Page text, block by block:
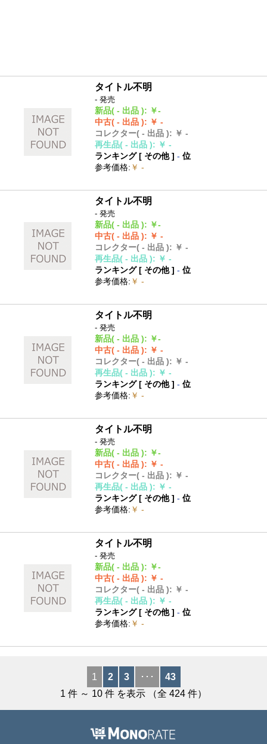
タイトル不明
- 発売
新品( - 出品 ): ￥-
中古( - 出品 ): ￥ -
コレクター( - 出品 ): ￥ -
再生品( - 出品 ): ￥ -
ランキング [ その他]- 位
参考価格: ￥ -
タイトル不明
- 発売
新品( - 出品 ): ￥-
中古( - 出品 ): ￥ -
コレクター( - 出品 ): ￥ -
再生品( - 出品 ): ￥ -
ランキング [ その他]- 位
参考価格: ￥ -
タイトル不明
- 発売
新品( - 出品 ): ￥-
中古( - 出品 ): ￥ -
コレクター( - 出品 ): ￥ -
再生品( - 出品 ): ￥ -
ランキング [ その他]- 位
参考価格: ￥ -
タイトル不明
- 発売
新品( - 出品 ): ￥-
中古( - 出品 ): ￥ -
コレクター( - 出品 ): ￥ -
再生品( - 出品 ): ￥ -
ランキング [ その他]- 位
参考価格: ￥ -
タイトル不明
- 発売
新品( - 出品 ): ￥-
中古( - 出品 ): ￥ -
コレクター( - 出品 ): ￥ -
再生品( - 出品 ): ￥ -
ランキング [ その他]- 位
参考価格: ￥ -
1 2 3 ･･･
43
1 件 ～ 10 件 を表示 （全 424 件）